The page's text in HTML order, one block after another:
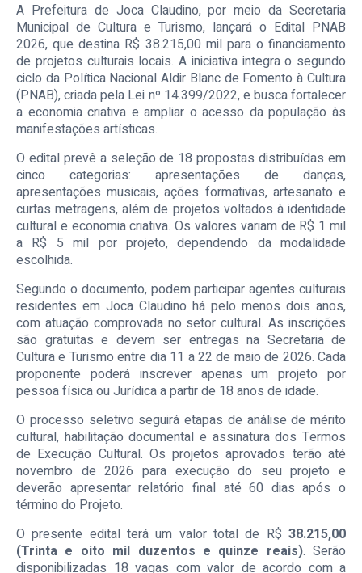
A Prefeitura de Joca Claudino, por meio da Secretaria
Municipal de Cultura e Turismo, lançará o Edital PNAB
2026, que destina R$ 38.215,00 mil para o financiamento
de projetos culturais locais. A iniciativa integra o segundo
ciclo da Política Nacional Aldir Blanc de Fomento à Cultura
(PNAB), criada pela Lei nº 14.399/2022, e busca fortalecer
a economia criativa e ampliar o acesso da população às
manifestações artísticas.
O edital prevê a seleção de 18 propostas distribuídas em
cinco categorias: apresentações de danças,
apresentações musicais, ações formativas, artesanato e
curtas metragens, além de projetos voltados à identidade
cultural e economia criativa. Os valores variam de R$ 1 mil
a R$ 5 mil por projeto, dependendo da modalidade
escolhida.
Segundo o documento, podem participar agentes culturais
residentes em Joca Claudino há pelo menos dois anos,
com atuação comprovada no setor cultural. As inscrições
são gratuitas e devem ser entregas na Secretaria de
Cultura e Turismo entre dia 11 a 22 de maio de 2026. Cada
proponente poderá inscrever apenas um projeto por
pessoa física ou Jurídica a partir de 18 anos de idade.
O processo seletivo seguirá etapas de análise de mérito
cultural, habilitação documental e assinatura dos Termos
de Execução Cultural. Os projetos aprovados terão até
novembro de 2026 para execução do seu projeto e
deverão apresentar relatório final até 60 dias após o
término do Projeto.
O presente edital terá um valor total de R$ 38.215,00
(Trinta e oito mil duzentos e quinze reais). Serão
disponibilizadas 18 vagas com valor de acordo com a